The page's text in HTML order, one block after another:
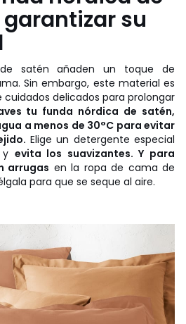
su
satén añaden un toque de
Sin embargo, este material es
delicados para prolongar
tu funda nórdica de satén,
a menos de 30°C para evitar
Elige un detergente especial
y evita los suavizantes. Y para
arrugas en la ropa de cama de
para que se seque al aire.